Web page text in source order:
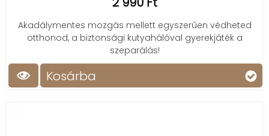
Akadálymentes mozgás mellett egyszerűen védheted
otthonod, a biztonsági kutyahálóval gyerekjáték a
szeparálás!
Kosárba